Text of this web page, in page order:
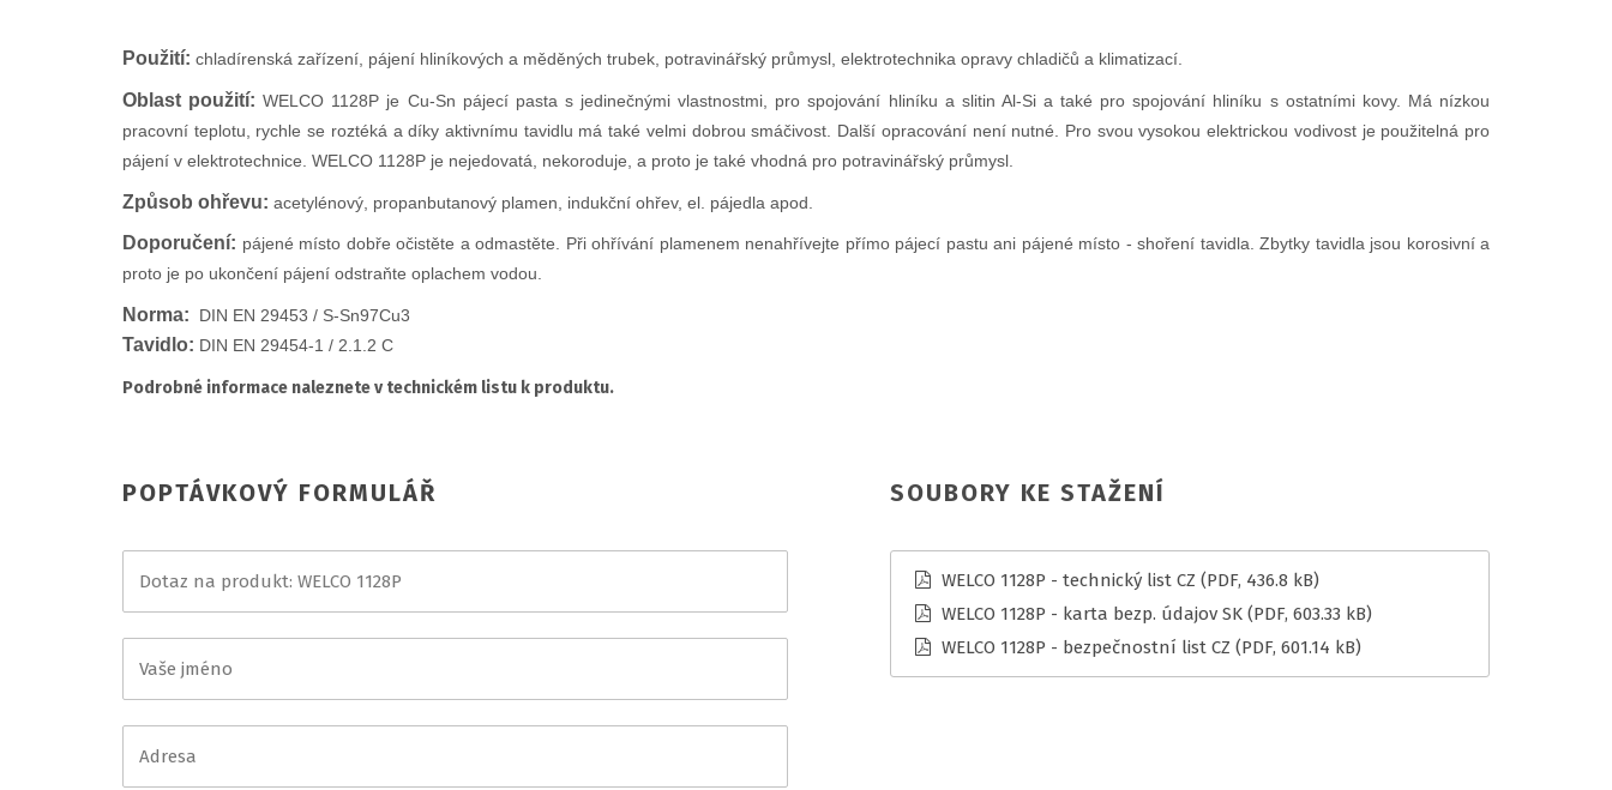
Použití: chladírenská zařízení, pájení hliníkových a měděných trubek, potravinářský průmysl, elektrotechnika opravy chladičů a klimatizací.
Oblast použití: WELCO 1128P je Cu-Sn pájecí pasta s jedinečnými vlastnostmi, pro spojování hliníku a slitin Al-Si a také pro spojování hliníku s ostatními kovy. Má nízkou
pracovní teplotu, rychle se roztéká a díky aktivnímu tavidlu má také velmi dobrou smáčivost. Další opracování není nutné. Pro svou vysokou elektrickou vodivost je použitelná pro
pájení v elektrotechnice. WELCO 1128P je nejedovatá, nekoroduje, a proto je také vhodná pro potravinářský průmysl.
Způsob ohřevu: acetylénový, propanbutanový plamen, indukční ohřev, el. pájedla apod.
Doporučení: pájené místo dobře očistěte a odmastěte. Při ohřívání plamenem nenahřívejte přímo pájecí pastu ani pájené místo - shoření tavidla. Zbytky tavidla jsou korosivní a
proto je po ukončení pájení odstraňte oplachem vodou.
Norma: DIN EN 29453 / S-Sn97Cu3
Tavidlo: DIN EN 29454-1 / 2.1.2 C
Podrobné informace naleznete v technickém listu k produktu.
SOUBORY KE STAŽENÍ
WELCO 1128P - technický list CZ (PDF, 436.8 kB)
WELCO 1128P - karta bezp. údajov SK (PDF, 603.33 kB)
WELCO 1128P - bezpečnostní list CZ (PDF, 601.14 kB)
POPTÁVKOVÝ FORMULÁŘ